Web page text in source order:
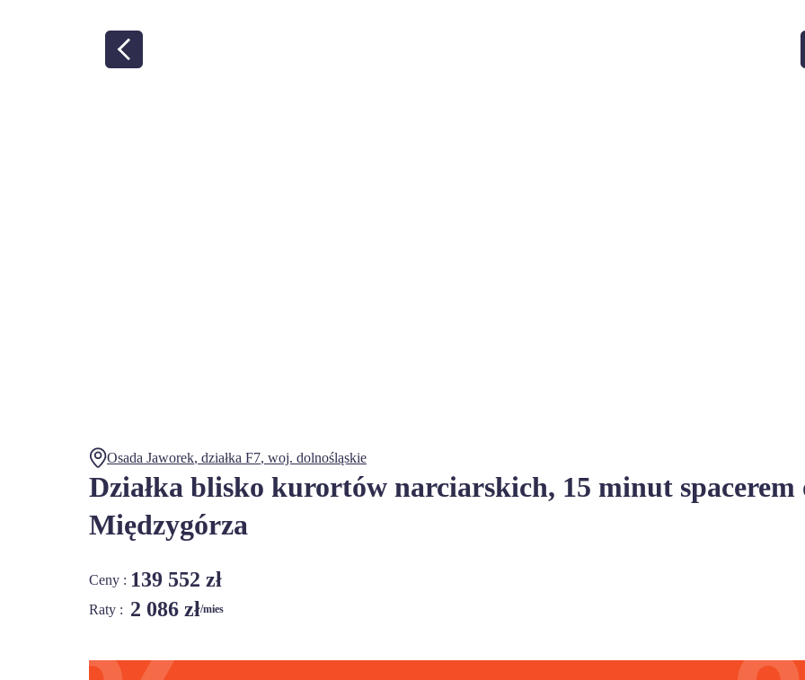
Osada Jaworek, działka F7, woj. dolnośląskie
Działka blisko kurortów narciarskich, 15 minut spacerem
Międzygórza
Ceny : 139 552 zł
Raty : 2 086 zł/mies